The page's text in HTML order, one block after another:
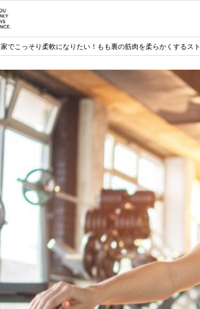
家でこっそり柔軟になりたい！もも裏の筋肉を柔らかくするス